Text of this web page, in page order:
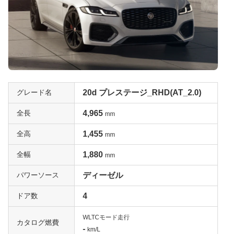
グレード名 20d プレステージ_RHD(AT_2.0)
全長 4,965 mm
全高 1,455 mm
全幅 1,880 mm
パワーソース ディーゼル
ドア数 4
カタログ燃費
WLTCモード走行
- km/L